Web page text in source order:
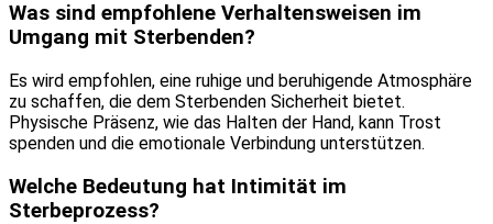
Was sind empfohlene Verhaltensweisen im
Umgang mit Sterbenden?
Es wird empfohlen, eine ruhige und beruhigende Atmosphäre
zu schaffen, die dem Sterbenden Sicherheit bietet.
Physische Präsenz, wie das Halten der Hand, kann Trost
spenden und die emotionale Verbindung unterstützen.
Welche Bedeutung hat Intimität im
Sterbeprozess?